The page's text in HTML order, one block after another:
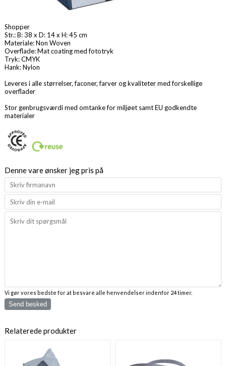
Shopper
Str.: B: 38 x D: 14 x H: 45 cm
Materiale: Non Woven
Overflade: Mat coating med fototryk
Tryk: CMYK
Hank: Nylon
Leveres i alle størrelser, faconer, farver og kvaliteter med forskellige
overflader
Stor genbrugsværdi med omtanke for miljøet samt EU godkendte
materialer
Denne vare ønsker jeg pris på
Vi gør vores bedste for at besvare alle henvendelser indenfor 24 timer.
Send besked
Relaterede produkter